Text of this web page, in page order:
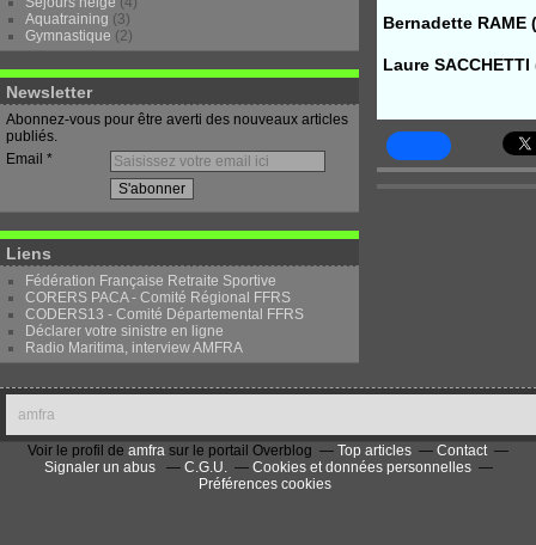
Aquatraining (3)
Gymnastique (2)
Newsletter
Abonnez-vous pour être averti des nouveaux articles
publiés.
Email
Liens
Fédération Française Retraite Sportive
CORERS PACA - Comité Régional FFRS
CODERS13 - Comité Départemental FFRS
Déclarer votre sinistre en ligne
Radio Maritima, interview AMFRA
Bernadette RAME
Laure
amfra
Voir le profil de amfra sur le portail Overblog Top articles
Contact
Signaler un abus
C.G.U.
Cookies et données personnelles
Préférences cookies